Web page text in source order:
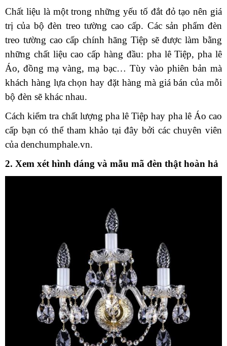
Chất liệu là một trong những yếu tố đắt đỏ tạo nên giá
trị của bộ đèn treo tường cao cấp. Các sản phẩm đèn
treo tường cao cấp chính hãng Tiệp sẽ được làm bằng
những chất liệu cao cấp hàng đầu: pha lê Tiệp, pha lê
Áo, đồng mạ vàng, mạ bạc… Tùy vào phiên bản mà
khách hàng lựa chọn hay đặt hàng mà giá bán của mỗi
bộ đèn sẽ khác nhau.
Cách kiểm tra chất lượng pha lê Tiệp hay pha lê Áo cao
cấp bạn có thể tham khảo tại đây bởi các chuyên viên
của denchumphale.vn.
2. Xem xét hình dáng và mẫu mã đèn thật hoàn hả